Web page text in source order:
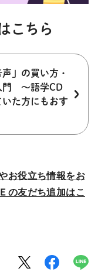
こちら
声」の買い方・
門 ～語学CD
た方にもおす
お役立ち情報をお
の友だち追加はこ